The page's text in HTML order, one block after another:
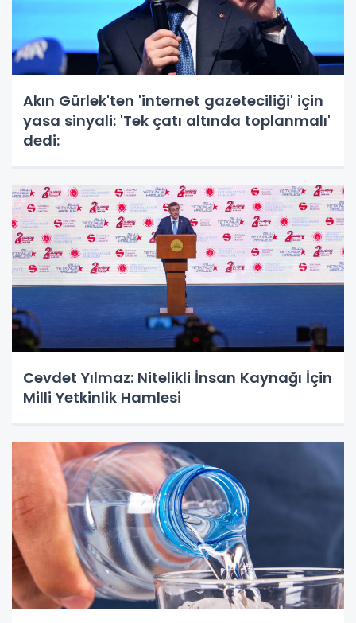
Akın Gürlek'ten 'internet gazeteciliği' için
yasa sinyali: 'Tek çatı altında toplanmalı'
dedi:
Cevdet Yılmaz: Nitelikli İnsan Kaynağı İçin
Milli Yetkinlik Hamlesi